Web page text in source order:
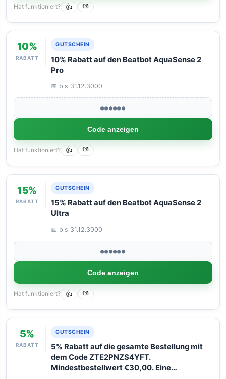
Hat funktioniert? 👍 👎
10%
RABATT
GUTSCHEIN
10% Rabatt auf den Beatbot AquaSense 2
Pro
📅 bis 31.12.3000
●●●●●●
Code anzeigen
Hat funktioniert? 👍 👎
15%
RABATT
GUTSCHEIN
15% Rabatt auf den Beatbot AquaSense 2
Ultra
📅 bis 31.12.3000
●●●●●●
Code anzeigen
Hat funktioniert? 👍 👎
5%
RABATT
GUTSCHEIN
5% Rabatt auf die gesamte Bestellung mit
dem Code ZTE2PNZS4YFT.
Mindestbestellwert €30,00. Eine